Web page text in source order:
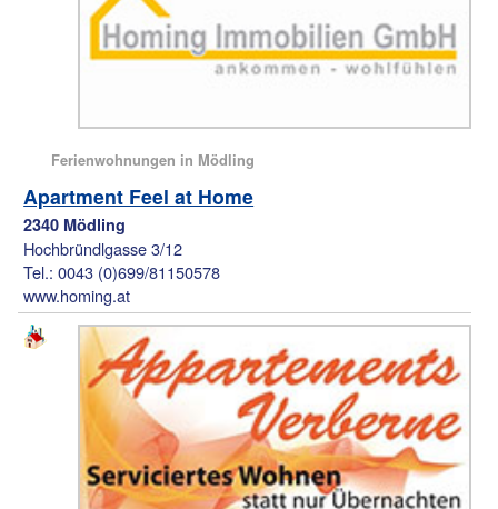
Ferienwohnungen in Mödling
Apartment Feel at Home
2340 Mödling
Hochbründlgasse 3/12
Tel.: 0043 (0)699/81150578
www.homing.at